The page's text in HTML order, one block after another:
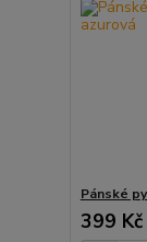
Pánské
399 Kč